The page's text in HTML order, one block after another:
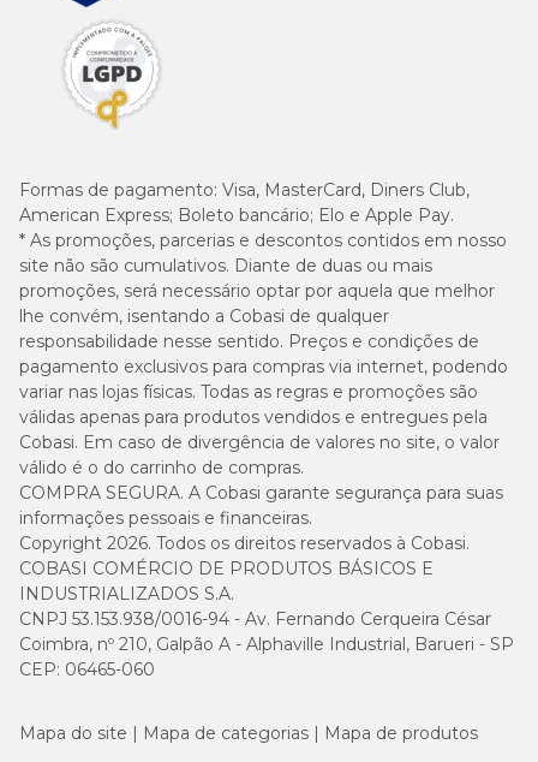
Formas de pagamento: Visa, MasterCard, Diners Club,
American Express; Boleto bancário; Elo e Apple Pay.
* As promoções, parcerias e descontos contidos em nosso
site não são cumulativos. Diante de duas ou mais
promoções, será necessário optar por aquela que melhor
lhe convém, isentando a Cobasi de qualquer
responsabilidade nesse sentido. Preços e condições de
pagamento exclusivos para compras via internet, podendo
variar nas lojas físicas. Todas as regras e promoções são
válidas apenas para produtos vendidos e entregues pela
Cobasi. Em caso de divergência de valores no site, o valor
válido é o do carrinho de compras.
COMPRA SEGURA. A Cobasi garante segurança para suas
informações pessoais e financeiras.
Copyright 2026. Todos os direitos reservados à Cobasi.
COBASI COMÉRCIO DE PRODUTOS BÁSICOS E
INDUSTRIALIZADOS S.A.
CNPJ 53.153.938/0016-94 - Av. Fernando Cerqueira César
Coimbra, nº 210, Galpão A - Alphaville Industrial, Barueri - SP
CEP: 06465-060
Mapa do site Mapa de categorias Mapa de produtos